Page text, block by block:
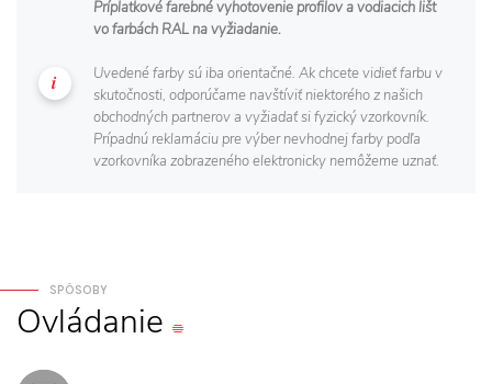
Príplatkové farebné vyhotovenie profilov a vodiacich lišt
vo farbách RAL na vyžiadanie.
Uvedené farby sú iba orientačné. Ak chcete vidieť farbu v
skutočnosti, odporúčame navštíviť niektorého z našich
obchodných partnerov a vyžiadať si fyzický vzorkovník.
Prípadnú reklamáciu pre výber nevhodnej farby podľa
vzorkovníka zobrazeného elektronicky nemôžeme uznať.
SPÔSOBY
Ovládanie